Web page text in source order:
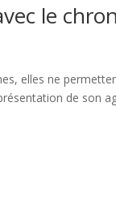
le
elles ne
de son